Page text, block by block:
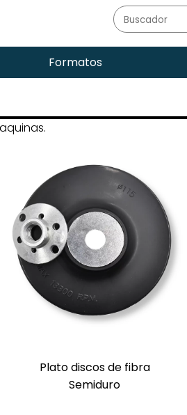
Formatos
Plato discos de fibra
Semiduro